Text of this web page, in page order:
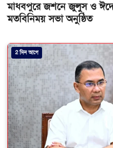
মাধবপুরে জশনে জুলুস ও ঈদে
মতবিনিময় সভা অনুষ্ঠিত
2 দিন আগে